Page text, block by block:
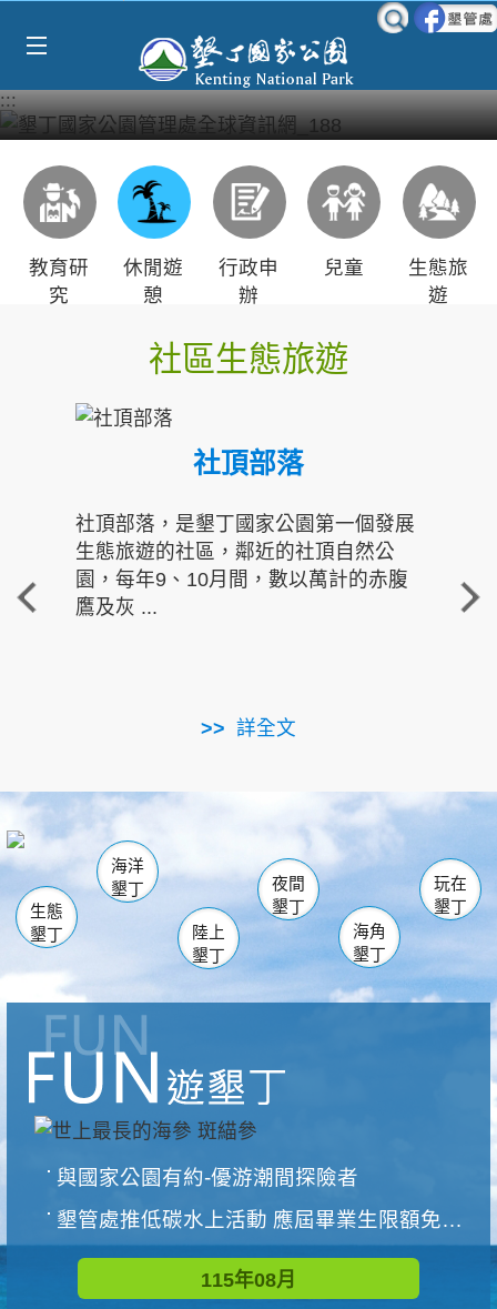
:::
教育研
究
休閒遊
憩
行政申
辦
兒童
生態旅
遊
社區生態旅遊
社頂部落
社頂部落，是墾丁國家公園第一個發展
生態旅遊的社區，鄰近的社頂自然公
園，每年9、10月間，數以萬計的赤腹
鷹及灰 ...
詳全文
重
走進
南仁湖
海生館
恆春 佳樂水
龍鑾潭自然中心 森林遊樂區
瓊麻館
關山 墾管處遊客中心
社頂公園 風吹沙
船帆石
白砂 龍磐公園
香蕉灣
砂島
鵝鑾鼻
生態
墾丁
海洋
墾丁
陸上
墾丁
夜間
墾丁
海角
墾丁
玩在
墾丁
與國家公園有約-優游潮間探險者
墾管處推低碳水上活動 應屆畢業生限額免費參加
115年08月